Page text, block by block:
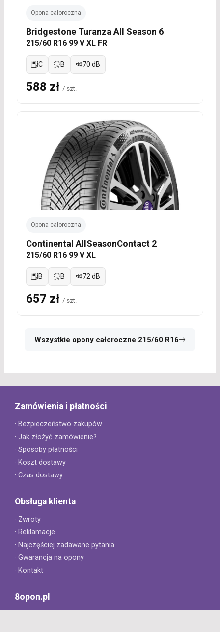
Opona całoroczna
Bridgestone Turanza All Season 6
215/60 R16 99 V XL FR
C B 70 dB
588 zł / szt.
Opona całoroczna
Continental AllSeasonContact 2
215/60 R16 99 V XL
B B 72 dB
657 zł / szt.
Wszystkie opony całoroczne 215/60 R16
Zamówienia i płatności
· Bezpieczeństwo zakupów
· Jak złożyć zamówienie?
· Sposoby płatności
· Koszt dostawy
· Czas dostawy
Obsługa klienta
· Zwroty
· Reklamacje
· Najczęściej zadawane pytania
· Gwarancja na opony
· Kontakt
8opon.pl